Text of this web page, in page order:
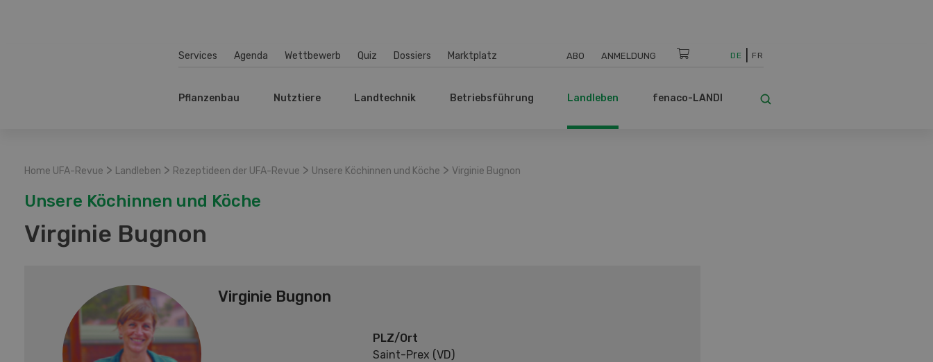
Services Agenda Wettbewerb Quiz Dossiers Marktplatz ABO ANMELDUNG DE FR
Pflanzenbau Nutztiere Landtechnik Betriebsführung Landleben fenaco-LANDI
Home UFA-Revue > Landleben > Rezeptideen der UFA-Revue > Unsere Köchinnen und Köche > Virginie Bugnon
Unsere Köchinnen und Köche
Virginie Bugnon
Virginie Bugnon
PLZ/Ort
Saint-Prex (VD)